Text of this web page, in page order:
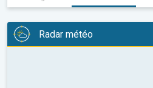
Radar météo